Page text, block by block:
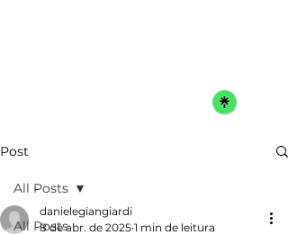
Post
All Posts
All Posts
danielegiangiardi
8 de abr. de 2025 1 min de leitura